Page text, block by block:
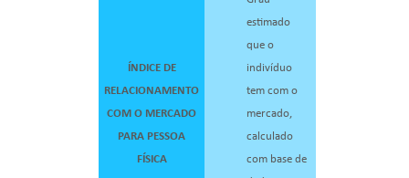
ÍNDICE DE
RELACIONAMENTO
COM O MERCADO
PARA PESSOA
FÍSICA
estimado
que o
indivíduo
tem com o
mercado,
calculado
com base de